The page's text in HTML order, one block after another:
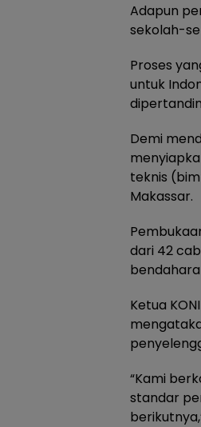
Adapun
sekolah-
Proses
untuk
Demi
teknis
Makassar.
dari 42
Ketua
“Kami
standar